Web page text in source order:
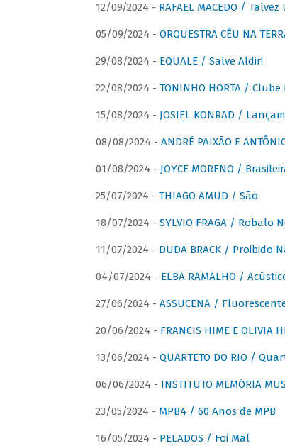
12/09/2024 - RAFAEL MACEDO /
05/09/2024 - ORQUESTRA CÉU NA
29/08/2024 - EQUALE / Salve Aldir!
22/08/2024 - TONINHO HORTA /
15/08/2024 - JOSIEL KONRAD /
08/08/2024 - ANDRÉ PAIXÃO E
01/08/2024 - JOYCE MORENO /
25/07/2024 - THIAGO AMUD / São
18/07/2024 - SYLVIO FRAGA / Robalo
11/07/2024 - DUDA BRACK / Proibido
04/07/2024 - ELBA RAMALHO /
27/06/2024 - ASSUCENA /
20/06/2024 - FRANCIS HIME E OLIVIA
13/06/2024 - QUARTETO DO RIO /
06/06/2024 - INSTITUTO MEMÓRIA
23/05/2024 - MPB4 / 60 Anos de MPB
16/05/2024 - PELADOS / Foi Mal